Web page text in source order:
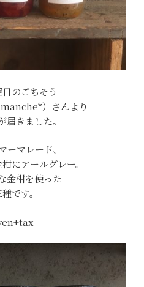
のごちそう
）さんより
きました。
ーマレード、
にアールグレー。
金柑を使った
です。